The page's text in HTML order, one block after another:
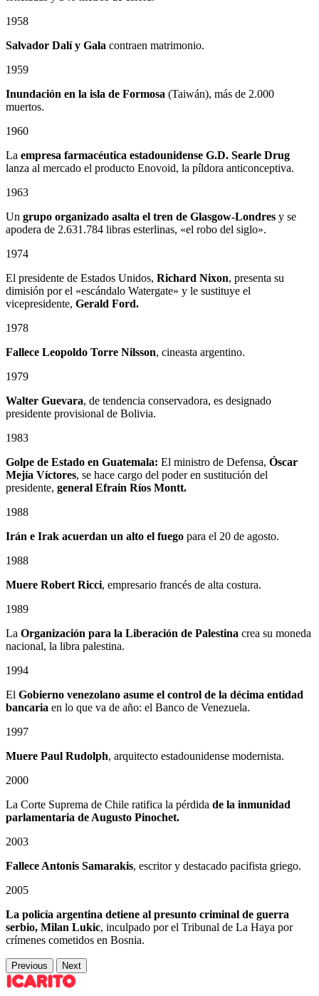
1958
Salvador Dalí y Gala contraen matrimonio.
1959
Inundación en la isla de Formosa (Taiwán), más de 2.000
muertos.
1960
La empresa farmacéutica estadounidense G.D. Searle Drug
lanza al mercado el producto Enovoid, la píldora anticonceptiva.
1963
Un grupo organizado asalta el tren de Glasgow-Londres y se
apodera de 2.631.784 libras esterlinas, «el robo del siglo».
1974
El presidente de Estados Unidos, Richard Nixon, presenta su
dimisión por el «escándalo Watergate» y le sustituye el
vicepresidente, Gerald Ford.
1978
Fallece Leopoldo Torre Nilsson, cineasta argentino.
1979
Walter Guevara, de tendencia conservadora, es designado
presidente provisional de Bolivia.
1983
Golpe de Estado en Guatemala: El ministro de Defensa, Óscar
Mejía Víctores, se hace cargo del poder en sustitución del
presidente, general Efrain Ríos Montt.
1988
Irán e Irak acuerdan un alto el fuego para el 20 de agosto.
1988
Muere Robert Ricci, empresario francés de alta costura.
1989
La Organización para la Liberación de Palestina crea su moneda
nacional, la libra palestina.
1994
El Gobierno venezolano asume el control de la décima entidad
bancaria en lo que va de año: el Banco de Venezuela.
1997
Muere Paul Rudolph, arquitecto estadounidense modernista.
2000
La Corte Suprema de Chile ratifica la pérdida de la inmunidad
parlamentaria de Augusto Pinochet.
2003
Fallece Antonis Samarakis, escritor y destacado pacifista griego.
2005
La policía argentina detiene al presunto criminal de guerra
serbio, Milan Lukic, inculpado por el Tribunal de La Haya por
crímenes cometidos en Bosnia.
Previous Next